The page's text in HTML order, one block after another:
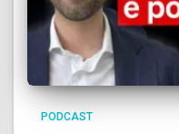
PODCAST